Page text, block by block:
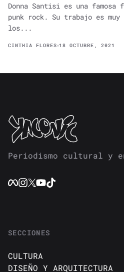
Donna Santisi es una
punk rock. Su trabajo es
los...
CINTHIA FLORES 18 OCTUBRE, 2021
Periodismo cultural y
SECCIONES
CULTURA
DISEÑO Y ARQUITECTURA